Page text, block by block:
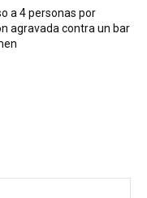
a 4 personas por
agravada contra un bar